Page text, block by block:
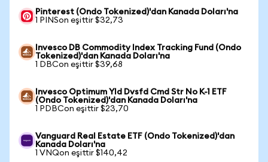
Pinterest (Ondo Tokenized)'dan Kanada Doları'na
1 PINSon eşittir $32,73
Invesco DB Commodity Index Tracking Fund (Ondo
Tokenized)'dan Kanada Doları'na
1 DBCon eşittir $39,68
Invesco Optimum Yld Dvsfd Cmd Str No K-1 ETF
(Ondo Tokenized)'dan Kanada Doları'na
1 PDBCon eşittir $23,70
Vanguard Real Estate ETF (Ondo Tokenized)'dan
Kanada Doları'na
1 VNQon eşittir $140,42